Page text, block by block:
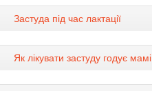
Застуда під час лактації
Як лікувати застуду годує мамі